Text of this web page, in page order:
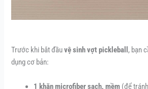
Trước khi bắt đầuvệ sinh vợt pickleball , bạn
dụng cơ bản:
1 khăn microfiber sạch, mềm (để